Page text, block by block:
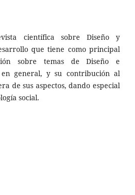
científica sobre Diseño y
que tiene como principal
sobre temas de Diseño e
general, y su contribución al
de sus aspectos, dando especial
social.